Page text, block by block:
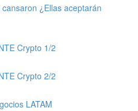
¿Ellas aceptarán
Crypto 1/2
Crypto 2/2
LATAM